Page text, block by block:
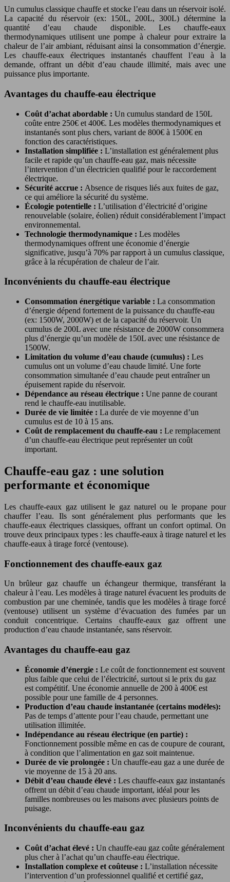
Un cumulus classique chauffe et stocke l’eau dans un réservoir isolé.
La capacité du réservoir (ex: 150L, 200L, 300L) détermine la
quantité d’eau chaude disponible. Les chauffe-eaux
thermodynamiques utilisent une pompe à chaleur pour extraire la
chaleur de l’air ambiant, réduisant ainsi la consommation d’énergie.
Les chauffe-eaux électriques instantanés chauffent l’eau à la
demande, offrant un débit d’eau chaude illimité, mais avec une
puissance plus importante.
Avantages du chauffe-eau électrique
Coût d’achat abordable : Un cumulus standard de 150L
coûte entre 250€ et 400€. Les modèles thermodynamiques et
instantanés sont plus chers, variant de 800€ à 1500€ en
fonction des caractéristiques.
Installation simplifiée : L’installation est généralement plus
facile et rapide qu’un chauffe-eau gaz, mais nécessite
l’intervention d’un électricien qualifié pour le raccordement
électrique.
Sécurité accrue : Absence de risques liés aux fuites de gaz,
ce qui améliore la sécurité du système.
Écologie potentielle : L’utilisation d’électricité d’origine
renouvelable (solaire, éolien) réduit considérablement l’impact
environnemental.
Technologie thermodynamique : Les modèles
thermodynamiques offrent une économie d’énergie
significative, jusqu’à 70% par rapport à un cumulus classique,
grâce à la récupération de chaleur de l’air.
Inconvénients du chauffe-eau électrique
Consommation énergétique variable : La consommation
d’énergie dépend fortement de la puissance du chauffe-eau
(ex: 1500W, 2000W) et de la capacité du réservoir. Un
cumulus de 200L avec une résistance de 2000W consommera
plus d’énergie qu’un modèle de 150L avec une résistance de
1500W.
Limitation du volume d’eau chaude (cumulus) : Les
cumulus ont un volume d’eau chaude limité. Une forte
consommation simultanée d’eau chaude peut entraîner un
épuisement rapide du réservoir.
Dépendance au réseau électrique : Une panne de courant
rend le chauffe-eau inutilisable.
Durée de vie limitée : La durée de vie moyenne d’un
cumulus est de 10 à 15 ans.
Coût de remplacement du chauffe-eau : Le remplacement
d’un chauffe-eau électrique peut représenter un coût
important.
Chauffe-eau gaz : une solution
performante et économique
Les chauffe-eaux gaz utilisent le gaz naturel ou le propane pour
chauffer l’eau. Ils sont généralement plus performants que les
chauffe-eaux électriques classiques, offrant un confort optimal. On
trouve deux principaux types : les chauffe-eaux à tirage naturel et les
chauffe-eaux à tirage forcé (ventouse).
Fonctionnement des chauffe-eaux gaz
Un brûleur gaz chauffe un échangeur thermique, transférant la
chaleur à l’eau. Les modèles à tirage naturel évacuent les produits de
combustion par une cheminée, tandis que les modèles à tirage forcé
(ventouse) utilisent un système d’évacuation des fumées par un
conduit concentrique. Certains chauffe-eaux gaz offrent une
production d’eau chaude instantanée, sans réservoir.
Avantages du chauffe-eau gaz
Économie d’énergie : Le coût de fonctionnement est souvent
plus faible que celui de l’électricité, surtout si le prix du gaz
est compétitif. Une économie annuelle de 200 à 400€ est
possible pour une famille de 4 personnes.
Production d’eau chaude instantanée (certains modèles):
Pas de temps d’attente pour l’eau chaude, permettant une
utilisation illimitée.
Indépendance au réseau électrique (en partie) :
Fonctionnement possible même en cas de coupure de courant,
à condition que l’alimentation en gaz soit maintenue.
Durée de vie prolongée : Un chauffe-eau gaz a une durée de
vie moyenne de 15 à 20 ans.
Débit d’eau chaude élevé : Les chauffe-eaux gaz instantanés
offrent un débit d’eau chaude important, idéal pour les
familles nombreuses ou les maisons avec plusieurs points de
puisage.
Inconvénients du chauffe-eau gaz
Coût d’achat élevé : Un chauffe-eau gaz coûte généralement
plus cher à l’achat qu’un chauffe-eau électrique.
Installation complexe et coûteuse : L’installation nécessite
l’intervention d’un professionnel qualifié et certifié gaz,